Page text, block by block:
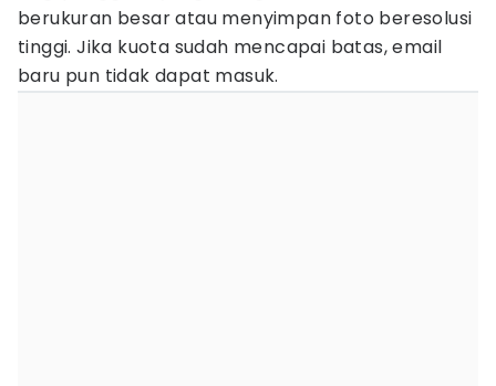
berukuran besar atau menyimpan foto beresolusi
tinggi. Jika kuota sudah mencapai batas, email
baru pun tidak dapat masuk.